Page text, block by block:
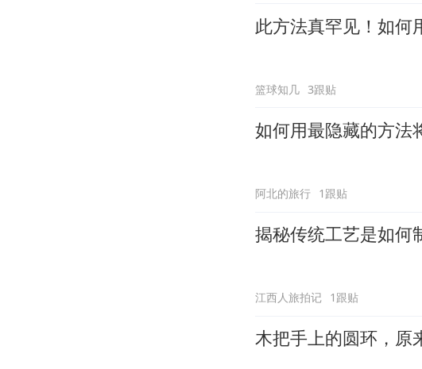
此方法真罕见！如何
篮球知几 3跟贴
如何用最隐藏的方法
阿北的旅行 1跟贴
揭秘传统工艺是如何
江西人旅拍记 1跟贴
木把手上的圆环，原